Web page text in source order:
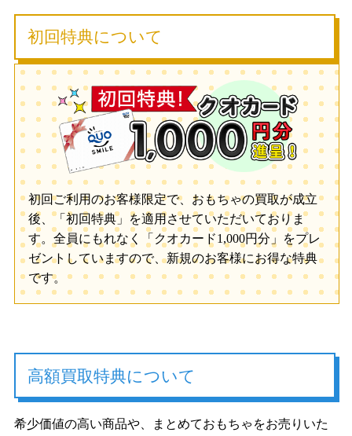
初回特典について
初回ご利用のお客様限定で、おもちゃの買取が成立
後、「初回特典」を適用させていただいておりま
す。全員にもれなく「クオカード1,000円分」をプレ
ゼントしていますので、新規のお客様にお得な特典
です。
高額買取特典について
希少価値の高い商品や、まとめておもちゃをお売りいた